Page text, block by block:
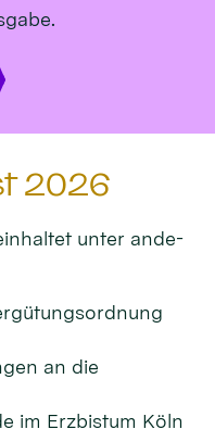
2026
unter ande­
an die
im Erzbistum Köln